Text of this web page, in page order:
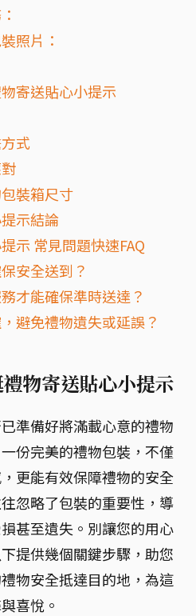
照片：
寄送貼心小提示
式
裝箱尺寸
示結論
示 常見問題快速FAQ
安全送到？
才能確保準時送達？
避免禮物遺失或延誤？
物寄送貼心小提示
準備好將滿載心意的禮物
份完美的禮物包裝，不僅
更能有效保障禮物的安全
忽略了包裝的重要性，導
甚至遺失。別讓您的用心
提供幾個關鍵步驟，助您
物安全抵達目的地，為這
喜悅。